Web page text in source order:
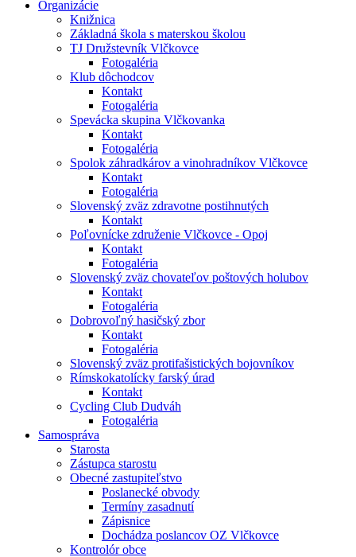
Organizácie
Knižnica
Základná škola s materskou školou
TJ Družstevník Vlčkovce
Fotogaléria
Klub dôchodcov
Kontakt
Fotogaléria
Spevácka skupina Vlčkovanka
Kontakt
Fotogaléria
Spolok záhradkárov a vinohradníkov Vlčkovce
Kontakt
Fotogaléria
Slovenský zväz zdravotne postihnutých
Kontakt
Poľovnícke združenie Vlčkovce - Opoj
Kontakt
Fotogaléria
Slovenský zväz chovateľov poštových holubov
Kontakt
Fotogaléria
Dobrovoľný hasičský zbor
Kontakt
Fotogaléria
Slovenský zväz protifašistických bojovníkov
Rímskokatolícky farský úrad
Kontakt
Cycling Club Dudváh
Fotogaléria
Samospráva
Starosta
Zástupca starostu
Obecné zastupiteľstvo
Poslanecké obvody
Termíny zasadnutí
Zápisnice
Dochádza poslancov OZ Vlčkovce
Kontrolór obce